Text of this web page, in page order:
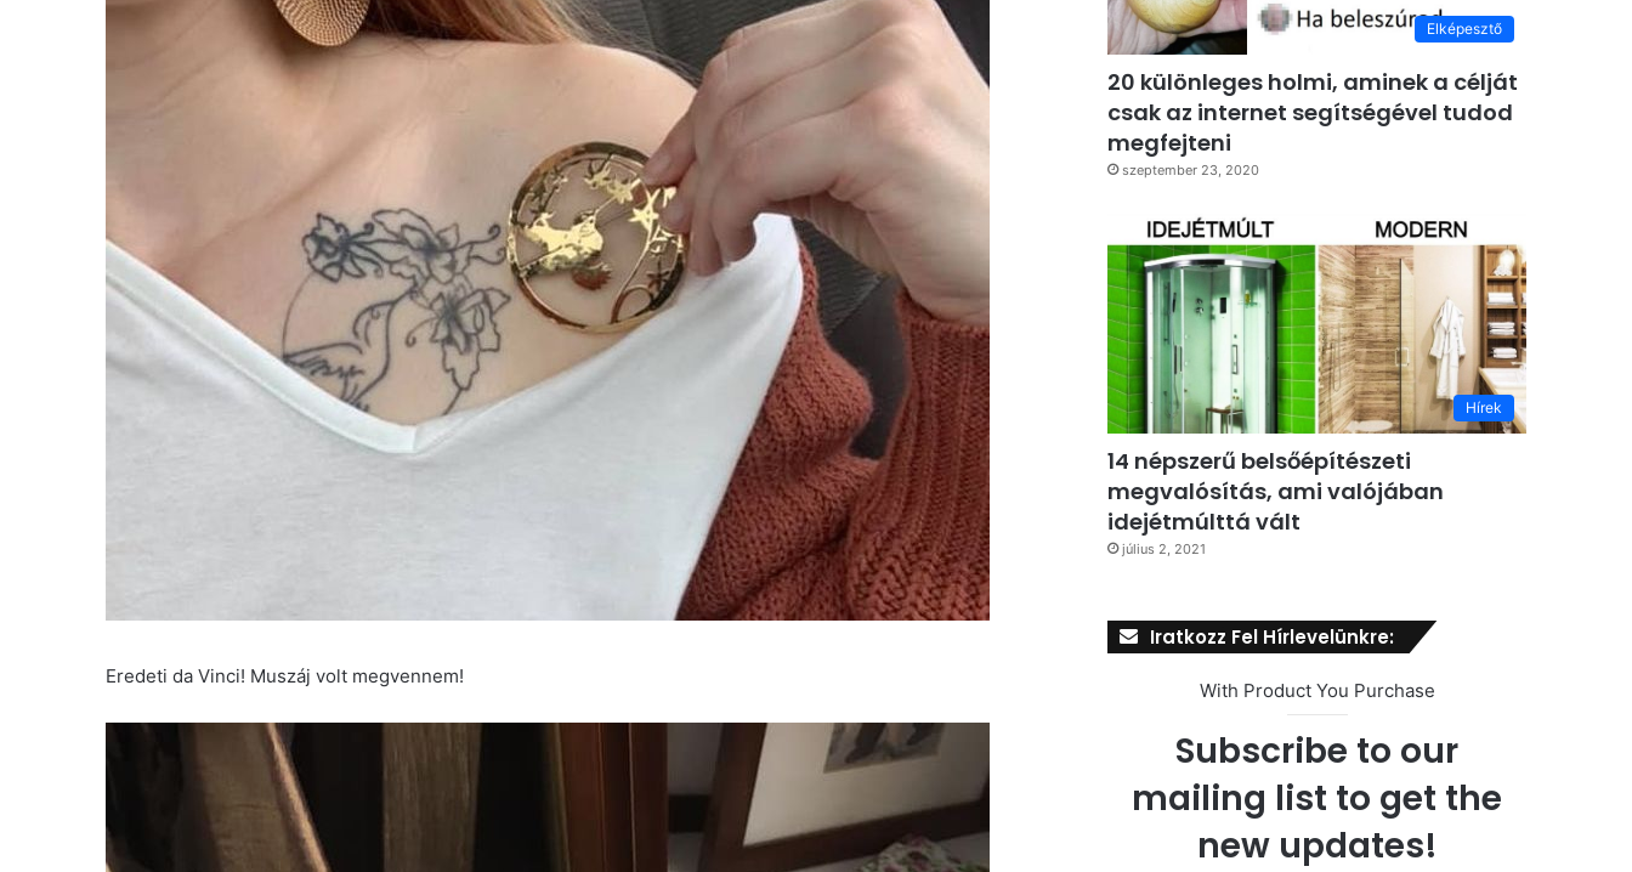
Eredeti da Vinci! Muszáj volt megvennem!
Elképesztő
20 különleges holmi, aminek a célját
csak az internet segítségével tudod
megfejteni
szeptember 23, 2020
Hírek
14 népszerű belsőépítészeti
megvalósítás, ami valójában
idejétmúlttá vált
július 2, 2021
Iratkozz Fel Hírlevelünkre:
With Product You Purchase
Subscribe to our
mailing list to get the
new updates!